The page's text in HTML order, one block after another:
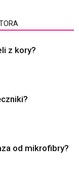
z kory?
od mikrofibry?